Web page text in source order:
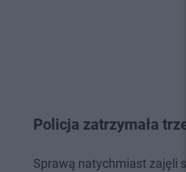
Policja zatrzymała
Sprawą natychmiast zajęli